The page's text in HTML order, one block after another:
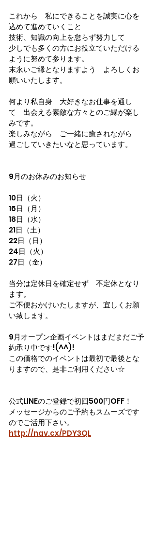
これから　私にできることを誠実に心を
込めて進めていくこと
技術、知識の向上を怠らず努力して
少しでも多くの方にお役立ていただける
ように努めて参ります。
末永いご縁となりますよう　よろしくお
願いいたします。
何より私自身　大好きなお仕事を通し
て　出会える素敵な方々とのご縁が楽し
みです。
楽しみながら　ご一緒に癒されながら
過ごしていきたいなと思っています。
9月のお休みのお知らせ
10日（火）
16日（月）
18日（水）
21日（土）
22日（日）
24日（火）
27日（金）
当分は定休日を確定せず　不定休となり
ます。
ご不便おかけいたしますが、宜しくお願
い致します。
9月オープン企画イベントはまだまだご予
約承り中です!(^^)!
この価格でのイベントは最初で最後とな
りますので、是非ご利用ください☆
公式LINEのご登録で初回500円OFF！
メッセージからのご予約もスムーズです
のでご活用下さい。
http://nav.cx/PDY3QL